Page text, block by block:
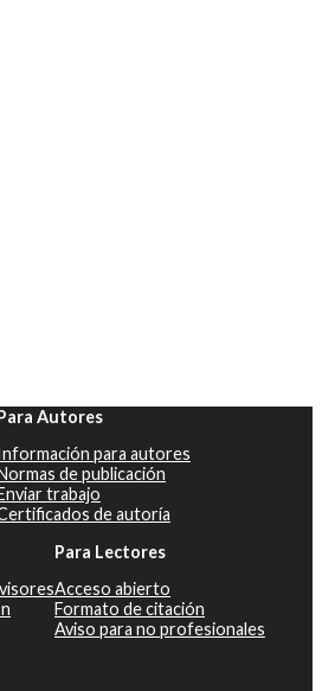
Autores
para autores
de publicación
trabajo
de autoría
Para Lectores
Acceso abierto
Formato de citación
Aviso para no profesionales